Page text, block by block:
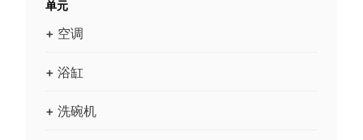
单元
+ 空调
+ 浴缸
+ 洗碗机